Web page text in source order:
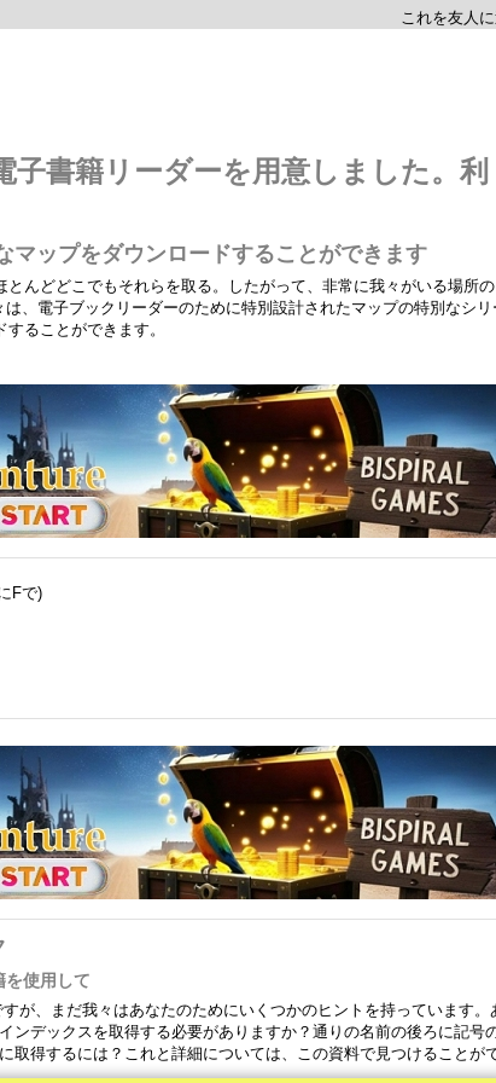
これを友人
書籍リーダーを用意しました。利
ップをダウンロードすることができます
んどどこでもそれらを取る。したがって、非常に我々がいる場所の
、電子ブックリーダーのために特別設計されたマップの特別なシリ
ることができます。
Fで)
使用して
が、まだ我々はあなたのためにいくつかのヒントを持っています。
ンデックスを取得する必要がありますか？通りの名前の後ろに記号
取得するには？これと詳細については、この資料で見つけることが